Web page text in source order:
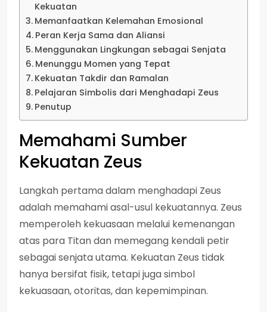
Kekuatan
Memanfaatkan Kelemahan Emosional
Peran Kerja Sama dan Aliansi
Menggunakan Lingkungan sebagai Senjata
Menunggu Momen yang Tepat
Kekuatan Takdir dan Ramalan
Pelajaran Simbolis dari Menghadapi Zeus
Penutup
Memahami Sumber
Kekuatan Zeus
Langkah pertama dalam menghadapi Zeus
adalah memahami asal-usul kekuatannya. Zeus
memperoleh kekuasaan melalui kemenangan
atas para Titan dan memegang kendali petir
sebagai senjata utama. Kekuatan Zeus tidak
hanya bersifat fisik, tetapi juga simbol
kekuasaan, otoritas, dan kepemimpinan.